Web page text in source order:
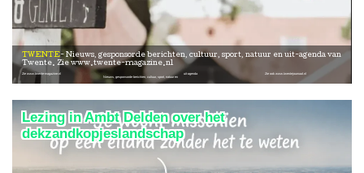
TWENTE
Twente. Zie www.twente-magazine.nl
Zie www.twente-magazine.nl
Nieuws, gesponsorde berichten, cultuur, sport, natuur en
uit-agenda Zie ook www.twentejournaal.nl
Lezing in Ambt Delden over het
dekzandkopjeslandschap